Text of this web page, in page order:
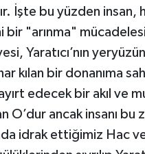
İşte bu yüzden insan,
"arınma"
Yaratıcı’nın
kılan bir donanıma
edecek bir akıl ve
O’dur ancak insanı bu
idrak ettiğimiz Hac